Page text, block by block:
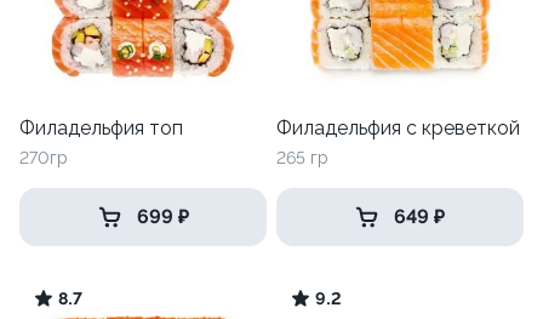
Филадельфия топ
270гр
699 ₽
Филадельфия с креветкой
265 гр
649 ₽
8.7 9.2